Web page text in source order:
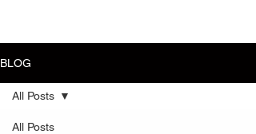
BLOG
All Posts
All Posts